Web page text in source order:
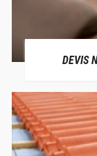
DEVIS